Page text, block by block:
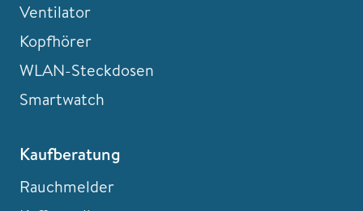
Ventilator
Kopfhörer
WLAN-Steckdosen
Smartwatch
Kaufberatung
Rauchmelder